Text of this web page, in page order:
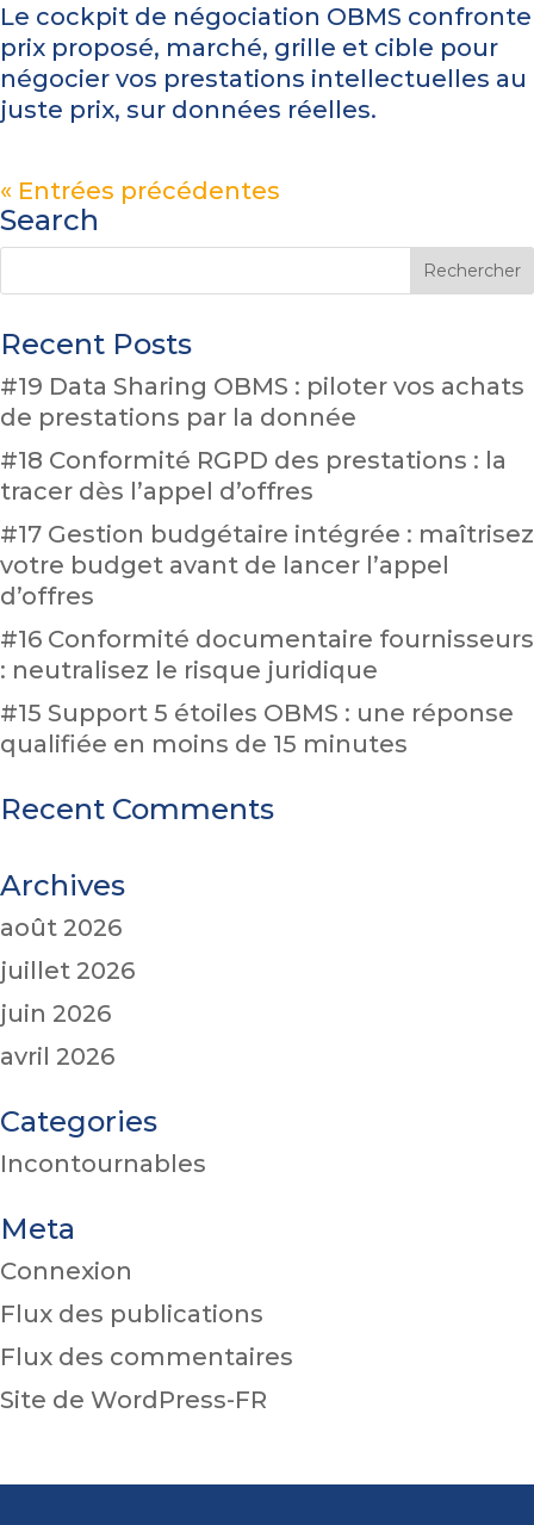
Le cockpit de négociation OBMS confronte
prix proposé, marché, grille et cible pour
négocier vos prestations intellectuelles au
juste prix, sur données réelles.
« Entrées précédentes
Search
Recent Posts
#19 Data Sharing OBMS : piloter vos achats
de prestations par la donnée
#18 Conformité RGPD des prestations : la
tracer dès l’appel d’offres
#17 Gestion budgétaire intégrée : maîtrisez
votre budget avant de lancer l’appel
d’offres
#16 Conformité documentaire fournisseurs
: neutralisez le risque juridique
#15 Support 5 étoiles OBMS : une réponse
qualifiée en moins de 15 minutes
Recent Comments
Archives
août 2026
juillet 2026
juin 2026
avril 2026
Categories
Incontournables
Meta
Connexion
Flux des publications
Flux des commentaires
Site de WordPress-FR